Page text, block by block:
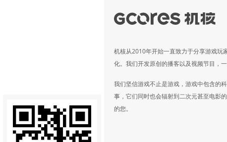
机核从2010年开始一直致力于分享游戏玩
化。我们开发原创的播客以及视频节目，
我们坚信游戏不止是游戏，游戏中包含的
事，它们同时也会辐射到二次元甚至电影
的您。